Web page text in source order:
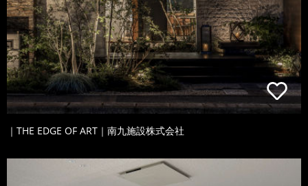
｜THE EDGE OF ART｜南九施設株式会社